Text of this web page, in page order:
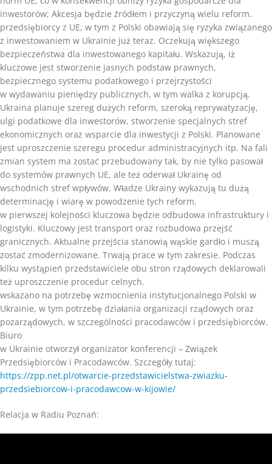
inwestorów; Akcesja będzie źródłem i przyczyną wielu reform.
przedsiębiorcy z UE, w tym z Polski obawiają się ryzyka związanego
z inwestowaniem w Ukrainie już teraz. Oczekują większego
bezpieczeństwa dla inwestowanego kapitału. Wskazują, iż
kluczowe jest stworzenie jasnych podstaw prawnych,
bezpiecznego systemu podatkowego i przejrzystości
w wydawaniu pieniędzy publicznych, w tym walka z korupcją.
Ukraina planuje szereg dużych reform, szeroką reprywatyzację,
ulgi podatkowe dla inwestorów, stworzenie specjalnych stref
ekonomicznych oraz wsparcie dla inwestycji z Polski. Planowane
jest uproszczenie szeregu procedur administracyjnych itp. Na fali
zmian system ma zostać przebudowany tak, by nie tylko pasował
do systemów prawnych UE, ale też oderwał Ukrainę od
wschodnich stref wpływów. Władze Ukrainy wykazują tu dużą
determinację i wiarę w powodzenie tych reform.
w pierwszej kolejności kluczowa będzie odbudowa infrastruktury i
logistyki. Kluczowy jest transport oraz rozbudowa przejść
granicznych. Aktualne przejścia stanowią wąskie gardło i muszą
zostać zmodernizowane. Trwają prace w tym zakresie. Podczas
kilku wystąpień przedstawiciele obu stron rządowych deklarowali
też uproszczenie procedur celnych.
wskazano na potrzebę wzmocnienia instytucjonalnego Polski w
Ukrainie, w tym potrzebę działania organizacji rządowych oraz
pozarządowych, w szczególności pracodawców i przedsiębiorców.
Biuro
w Ukrainie otworzył organizator konferencji – Związek
Przedsiębiorców i Pracodawców. Szczegóły tutaj:
https://zpp.net.pl/otwarcie-przedstawicielstwa-zwiazku-
przedsiebiorcow-i-pracodawcow-w-kijowie/
Relacja w Radiu Poznań: